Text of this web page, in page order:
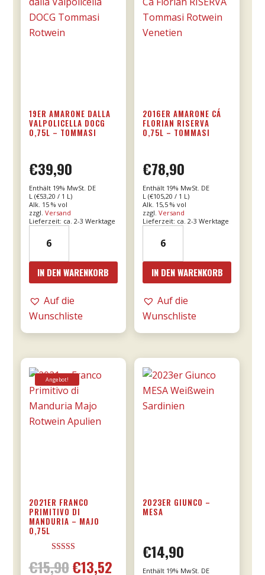
19ER AMARONE DALLA
VALPOLICELLA DOCG
0,75L – TOMMASI
€39,90
Enthält 19% MwSt. DE
L (€53,20 / 1 L)
Alk. 15 % vol
zzgl. Versand
Lieferzeit: ca. 2-3 Werktage
Amarone
dalla
Valpolicella
DOCG
0,75l
Menge
IN DEN WARENKORB
Auf die
Wunschliste
2016ER AMARONE CÁ
FLORIAN RISERVA
0,75L – TOMMASI
€78,90
Enthält 19% MwSt. DE
L (€105,20 / 1 L)
Alk. 15,5 % vol
zzgl.Versand
Lieferzeit: ca. 2-3 Werktage
Amarone
Cá
Florian
RISERVA
0,75l
Menge
IN DEN WARENKORB
Auf die
Wunschliste
Angebot!
2021ER FRANCO
PRIMITIVO DI
MANDURIA – MAJO
0,75L
5.00
€15,90 Ursprünglicher
€13,52Aktueller
2023ER GIUNCO –
MESA
€14,90
Enthält 19% MwSt. DE